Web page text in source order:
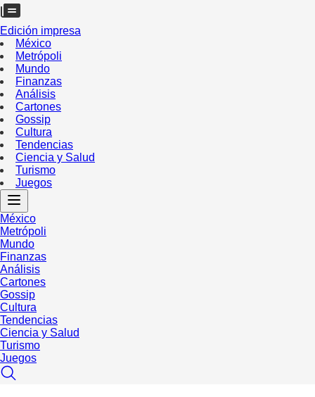
Edición impresa
México
Metrópoli
Mundo
Finanzas
Análisis
Cartones
Gossip
Cultura
Tendencias
Ciencia y Salud
Turismo
Juegos
México
Metrópoli
Mundo
Finanzas
Análisis
Cartones
Gossip
Cultura
Tendencias
Ciencia y Salud
Turismo
Juegos